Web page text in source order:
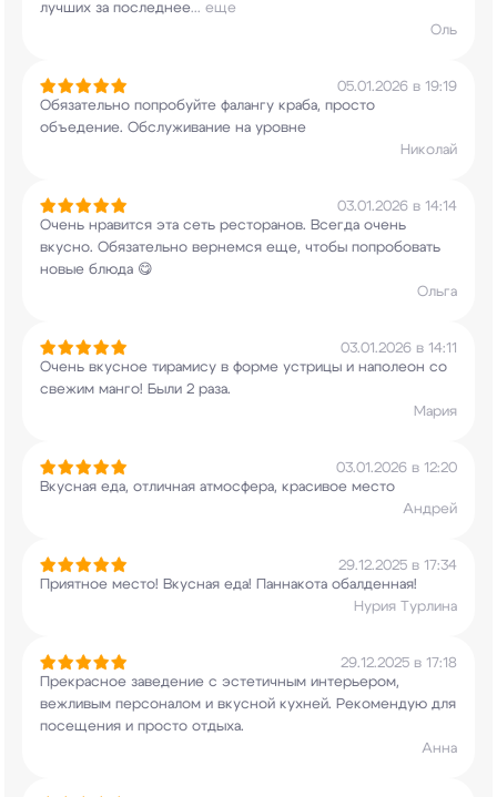
лучших за последнее... еще
Оль
05.01.2026 в 19:19
Обязательно попробуйте фалангу краба, просто
объедение. Обслуживание на уровне
Николай
03.01.2026 в 14:14
Очень нравится эта сеть ресторанов. Всегда очень
вкусно. Обязательно вернемся еще, чтобы попробовать
новые блюда 😋
Ольга
03.01.2026 в 14:11
Очень вкусное тирамису в форме устрицы и наполеон со
свежим манго! Были 2 раза.
Мария
03.01.2026 в 12:20
Вкусная еда, отличная атмосфера, красивое место
Андрей
29.12.2025 в 17:34
Приятное место! Вкусная еда! Паннакота обалденная!
Нурия Турлина
29.12.2025 в 17:18
Прекрасное заведение с эстетичным интерьером,
вежливым персоналом и вкусной кухней. Рекомендую для
посещения и просто отдыха.
Анна